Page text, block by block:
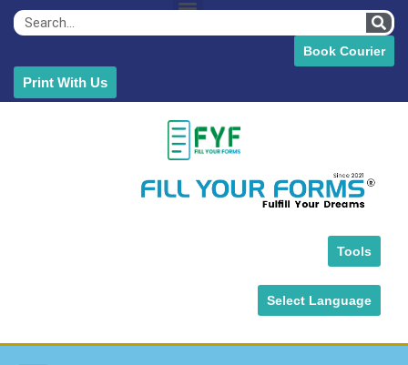
Book Courier
Print With Us
Tools
Select Language